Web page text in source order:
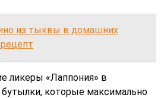
из тыквы в домашних
ликеры «Лаппония» в
которые максимально